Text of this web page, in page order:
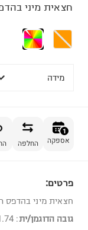
חצאית מיני
מידה
1
אספקה החלפה
פרטים:
חצאית מיני בהדפס
גובה הדוגמן/ית: